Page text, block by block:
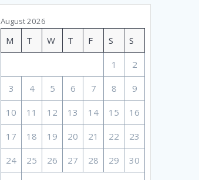
August 2026
M T W T F S S
1 2
3 4 5 6 7 8 9
10 11 12 13 14 15 16
17 18 19 20 21 22 23
24 25 26 27 28 29 30